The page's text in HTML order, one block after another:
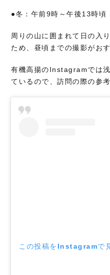
●冬：午前9時～午後13時頃
周りの山に囲まれて日の入
ため、昼頃までの撮影がお
有機高揚のInstagramでは
ているので、訪問の際の参
この投稿をInstagramで